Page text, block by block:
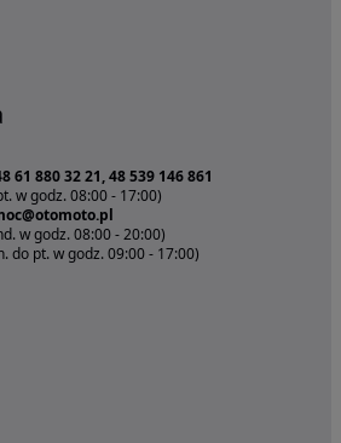
61 880 32 21, 48 539 146 861
w godz. 08:00 - 17:00)
w godz. 08:00 - 20:00)
do pt. w godz. 09:00 - 17:00)